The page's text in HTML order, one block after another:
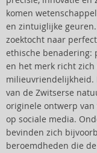
komen
en zintuiglijke
zoektocht naar
ethische benadering:
en het merk richt
milieuvriendelijkheid.
van de Zwitserse
originele ontwerp
op sociale media.
bevinden zich
beroemdheden die